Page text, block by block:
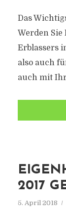
Das
Werden Sie
Erblassers
also auch
auch mit
2017
5. April 2018